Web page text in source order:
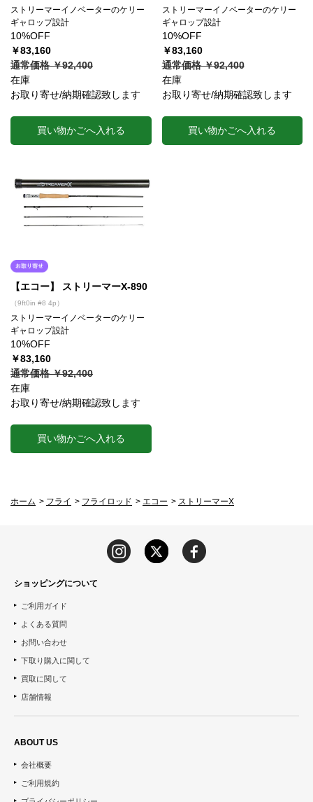
ストリーマーイノベーターのケリー
ギャロップ設計
10%OFF
￥83,160
通常価格 ￥92,400
在庫
お取り寄せ/納期確認致します
買い物かごへ入れる
ストリーマーイノベーターのケリー
ギャロップ設計
10%OFF
￥83,160
通常価格 ￥92,400
在庫
お取り寄せ/納期確認致します
買い物かごへ入れる
【エコー】 ストリーマーX-890
（9ft0in #8 4p）
ストリーマーイノベーターのケリー
ギャロップ設計
10%OFF
￥83,160
通常価格 ￥92,400
在庫
お取り寄せ/納期確認致します
買い物かごへ入れる
ホーム > フライ > フライロッド > エコー > ストリーマーX
ショッピングについて
ご利用ガイド
よくある質問
お問い合わせ
下取り購入に関して
買取に関して
店舗情報
ABOUT US
会社概要
ご利用規約